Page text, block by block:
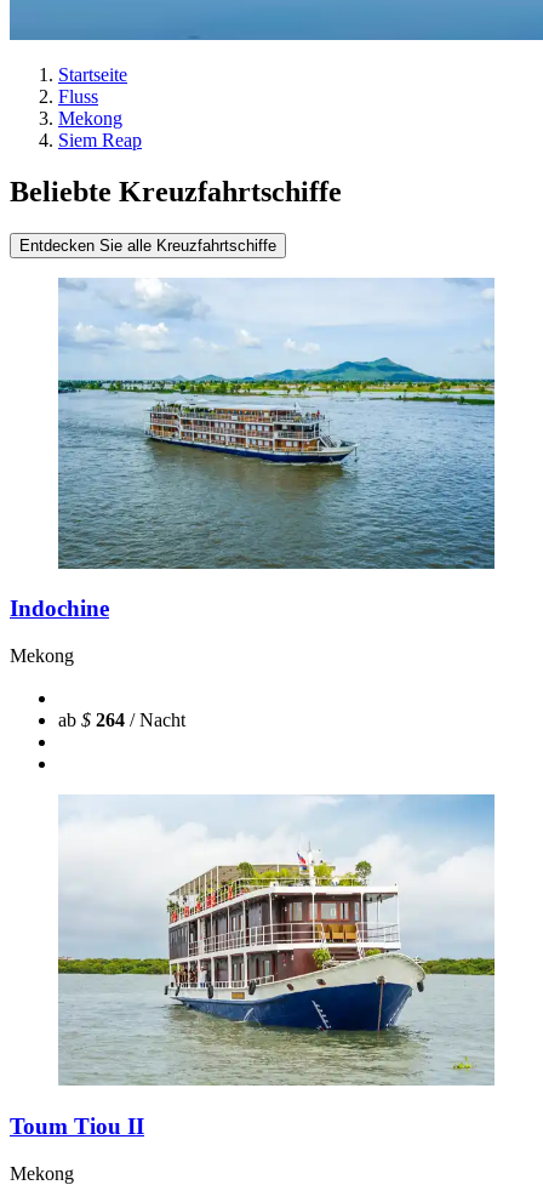
Startseite
Fluss
Mekong
Siem Reap
Beliebte Kreuzfahrtschiffe
Entdecken Sie alle Kreuzfahrtschiffe
Indochine
Mekong
ab $ 264 / Nacht
Toum Tiou II
Mekong